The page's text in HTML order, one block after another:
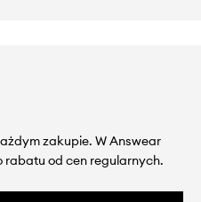
zakupie. W Answear
rabatu od cen regularnych.